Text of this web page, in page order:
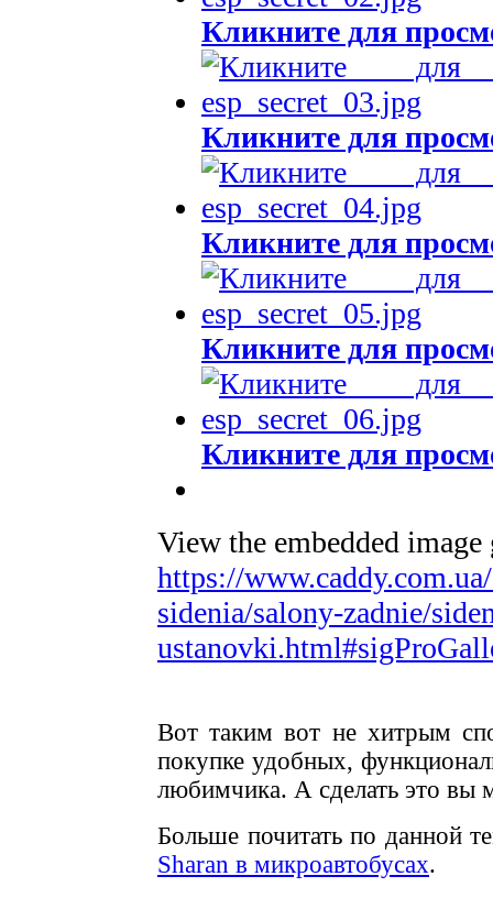
Кликните для
Кликните для
Кликните для
Кликните для
Кликните для
View the embedded
https://
sidenia/salony-zadnie/
Вот таким вот не хитрым
покупке удобных,
любимчика. А сделать это вы
Больше почитать по данной
Sharan в микроавтобусах.